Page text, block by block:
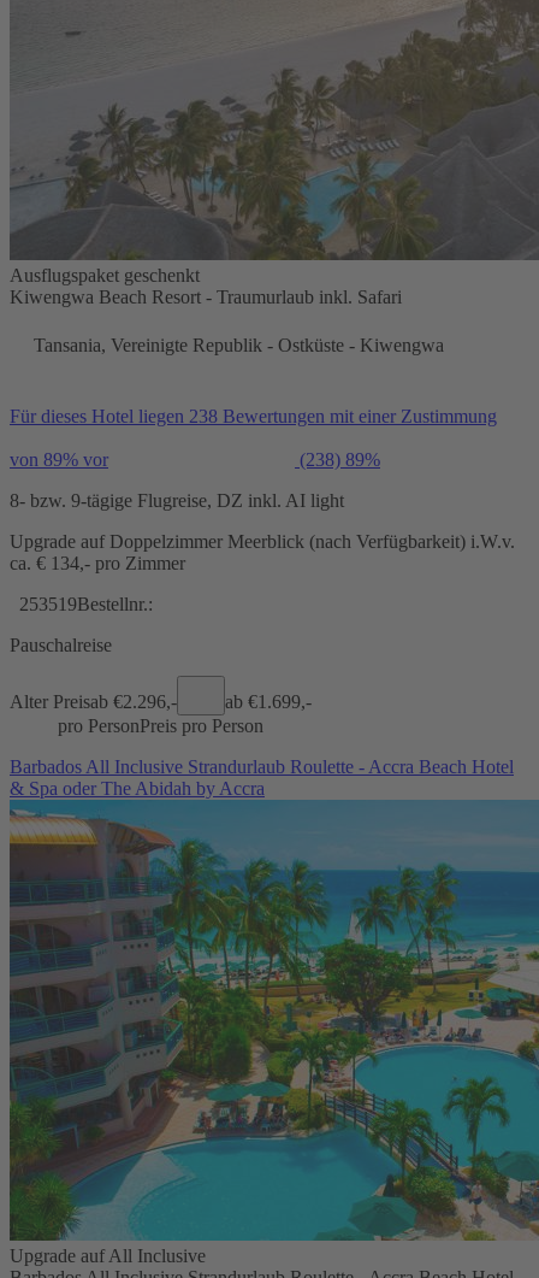
Ausflugspaket geschenkt
Kiwengwa Beach Resort - Traumurlaub inkl. Safari
Tansania, Vereinigte Republik - Ostküste - Kiwengwa
Für dieses Hotel liegen 238 Bewertungen mit einer Zustimmung
von 89% vor (238) 89%
8- bzw. 9-tägige Flugreise, DZ inkl. AI light
Upgrade auf Doppelzimmer Meerblick (nach Verfügbarkeit) i.W.v.
ca. € 134,- pro Zimmer
253519Bestellnr.:
Pauschalreise
Alter Preisab €2.296,- ab €1.699,-
pro PersonPreis pro Person
Barbados All Inclusive Strandurlaub Roulette - Accra Beach Hotel
& Spa oder The Abidah by Accra
Upgrade auf All Inclusive